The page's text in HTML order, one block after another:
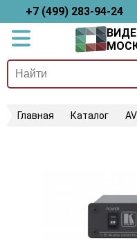
+7 (499) 283-94-24
Главная Каталог